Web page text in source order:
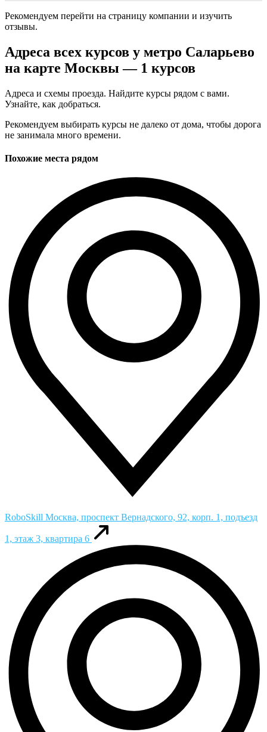
Рекомендуем перейти на страницу компании и изучить
отзывы.
Адреса всех курсов у метро Саларьево
на карте Москвы — 1 курсов
Адреса и схемы проезда. Найдите курсы рядом с вами.
Узнайте, как добраться.
Рекомендуем выбирать курсы не далеко от дома, чтобы дорога
не занимала много времени.
Похожие места рядом
RoboSkill Москва, проспект Вернадского, 92, корп. 1, подъезд
1, этаж 3, квартира 6